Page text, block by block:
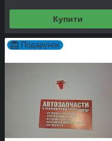
Купити
Подарунок